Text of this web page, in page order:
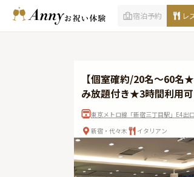
宿泊予約 レ
【個室確約/20名～60名
み放題付き★3時間利用
東京メトロ線「新宿三丁目駅」E4出
新宿・代々木
イタリアン